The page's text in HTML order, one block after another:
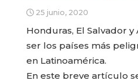
25 junio, 2020
Honduras, El Salvador
ser los países más
en Latinoamérica.
En este breve artículo